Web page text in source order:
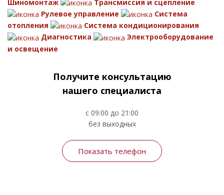
Шиномонтаж
Трансмиссия и сцепление
Рулевое управление
Система
отопления
Система кондиционирования
Диагностика
Электрооборудование
и освещение
Получите консультацию
нашего специалиста
с 09:00 до 21:00
без выходных
Показать телефон